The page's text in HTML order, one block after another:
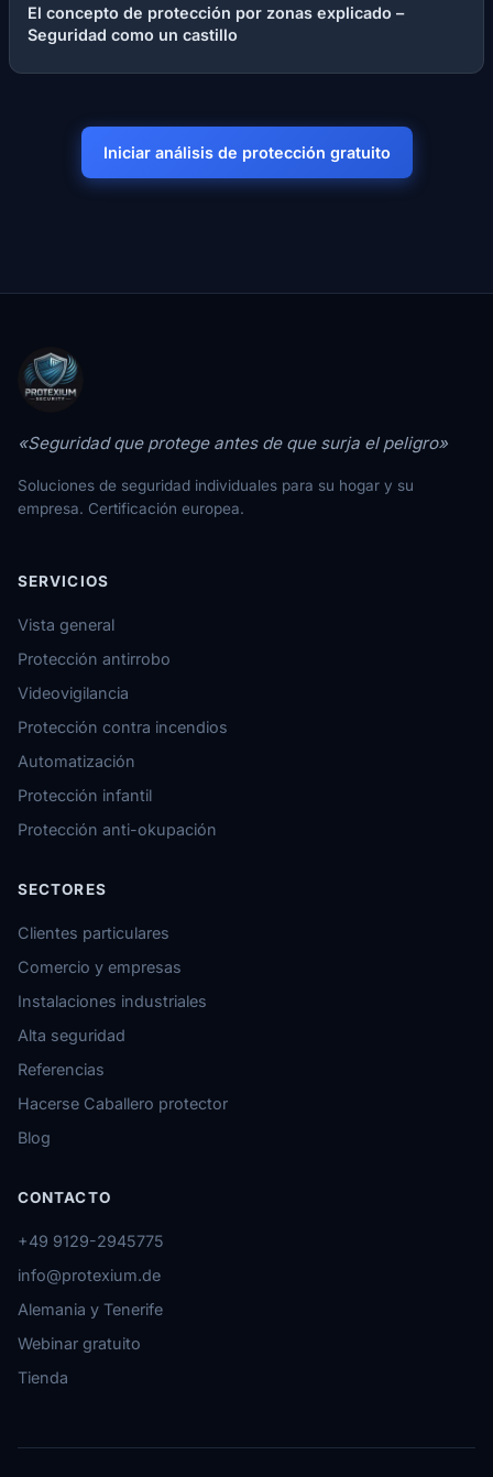
El concepto de protección por zonas explicado –
Seguridad como un castillo
Iniciar análisis de protección gratuito
«Seguridad que protege antes de que surja el peligro»
Soluciones de seguridad individuales para su hogar y su
empresa. Certificación europea.
SERVICIOS
Vista general
Protección antirrobo
Videovigilancia
Protección contra incendios
Automatización
Protección infantil
Protección anti-okupación
SECTORES
Clientes particulares
Comercio y empresas
Instalaciones industriales
Alta seguridad
Referencias
Hacerse Caballero protector
Blog
CONTACTO
+49 9129-2945775
info@protexium.de
Alemania y Tenerife
Webinar gratuito
Tienda